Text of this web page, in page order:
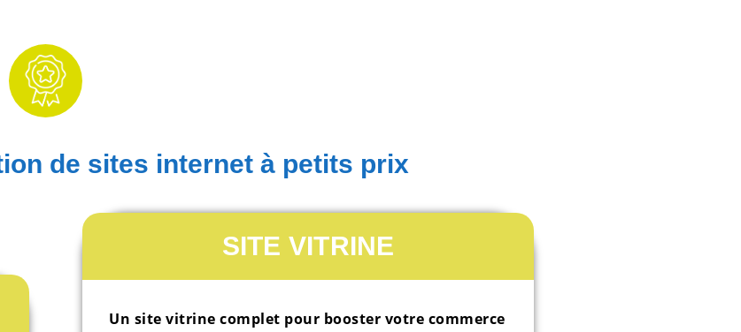
de sites internet à petits prix
SITE VITRINE
Un site vitrine complet pour booster votre commerce